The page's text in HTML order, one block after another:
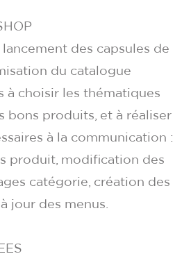
lancement des capsules de
du catalogue
à choisir les thématiques
bons produits, et à réaliser
à la communication :
produit, modification des
catégorie, création des
jour des menus.